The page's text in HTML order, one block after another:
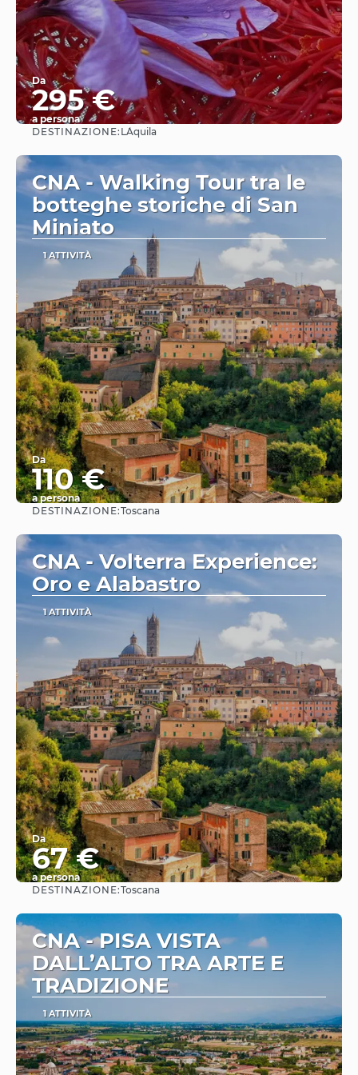
Da
295 €
a persona
DESTINAZIONE: L´Aquila
CNA - Walking Tour tra le
botteghe storiche di San
Miniato
1 ATTIVITÀ
Da
110 €
a persona
DESTINAZIONE:Toscana
CNA - Volterra Experience:
Oro e Alabastro
1 ATTIVITÀ
Da
67 €
a persona
DESTINAZIONE:Toscana
CNA - PISA VISTA
DALL’ALTO TRA ARTE E
TRADIZIONE
1 ATTIVITÀ